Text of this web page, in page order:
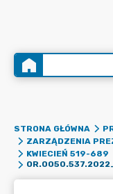
STRONA GŁÓWNA
ZARZĄDZENIA
KWIECIEŃ 519-689